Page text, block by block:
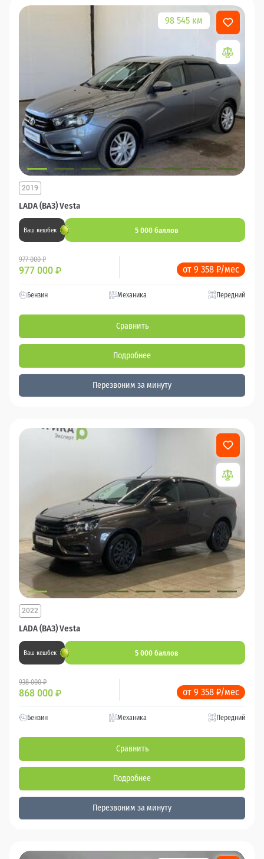
98 545 км
LADA (ВАЗ) Vesta
2019
Ваш кешбек 5 000 баллов
977 000 ₽
977 000 ₽ от 9 358 ₽/мес
Бензин Механика Передний
Сравнить
Подробнее
Перезвоним за минуту
LADA (ВАЗ) Vesta
2022
Ваш кешбек 5 000 баллов
938 000 ₽
868 000 ₽ от 9 358 ₽/мес
Бензин Механика Передний
Сравнить
Подробнее
Перезвоним за минуту